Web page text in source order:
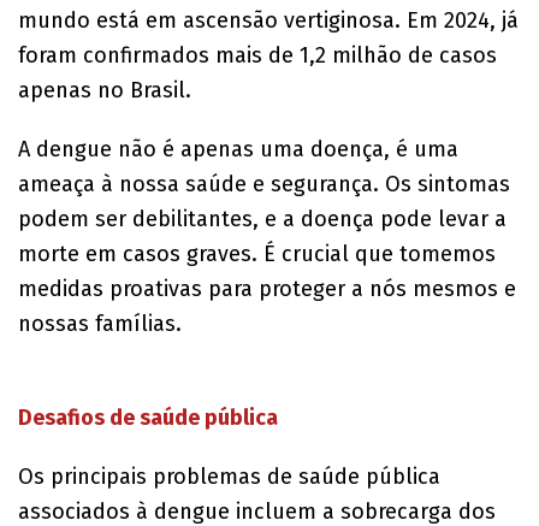
mundo está em ascensão vertiginosa. Em 2024, já
foram confirmados mais de 1,2 milhão de casos
apenas no Brasil.
A dengue não é apenas uma doença, é uma
ameaça à nossa saúde e segurança. Os sintomas
podem ser debilitantes, e a doença pode levar a
morte em casos graves. É crucial que tomemos
medidas proativas para proteger a nós mesmos e
nossas famílias.
Desafios de saúde pública
Os principais problemas de saúde pública
associados à dengue incluem a sobrecarga dos